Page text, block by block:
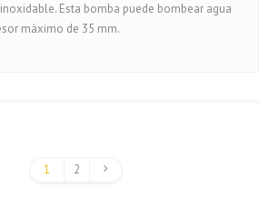
Esta bomba puede bombear agua
máximo de 35 mm.
1 2